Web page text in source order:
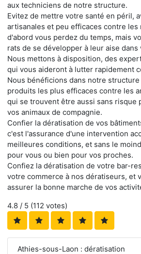
aux techniciens de notre structure.
Evitez de mettre votre santé en péril,
artisanales et peu efficaces contre les
d'abord vous perdez du temps, mais
rats de se développer à leur aise
Nous mettons à disposition, des
qui vous aideront à lutter rapidement
Nous bénéficions dans notre
produits les plus efficaces contre les
qui se trouvent être aussi sans risque
vos animaux de compagnie.
Confier la dératisation de vos
c'est l'assurance d'une intervention
meilleures conditions, et sans le
pour vous ou bien pour vos proches.
Confiez la dératisation de votre bar-
votre commerce à nos dératiseurs, et
assurer la bonne marche de vos
4.8 / 5 (112 votes)
Athies-sous-Laon : dératisation